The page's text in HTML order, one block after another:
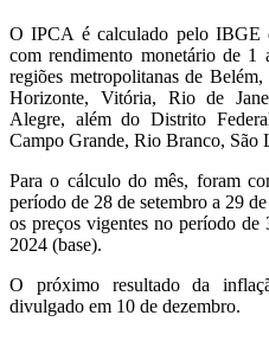
O IPCA é calculado pelo IBGE
com rendimento monetário de 1
regiões metropolitanas de
Horizonte, Vitória, Rio de
Alegre, além do Distrito
Campo Grande, Rio Branco, São
Para o cálculo do mês, foram
período de 28 de setembro a 29
os preços vigentes no período de
2024 (base).
O próximo resultado da
divulgado em 10 de dezembro.